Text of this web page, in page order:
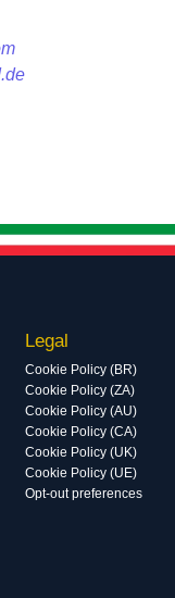
Legal
Cookie Policy (BR)
Cookie Policy (ZA)
Cookie Policy (AU)
Cookie Policy (CA)
Cookie Policy (UK)
Cookie Policy (UE)
Opt-out preferences